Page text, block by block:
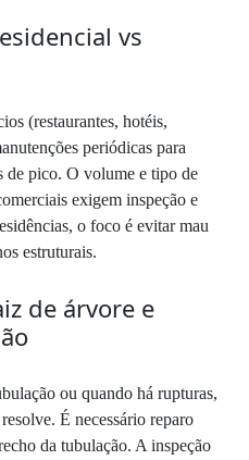
vs
(restaurantes, hotéis,
periódicas para
de pico. O volume e tipo de
exigem inspeção e
o foco é evitar mau
estruturais.
de árvore e
ou quando há rupturas,
É necessário reparo
da tubulação. A inspeção